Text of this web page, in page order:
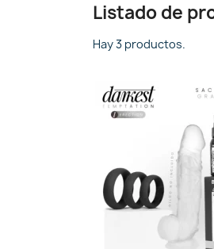
Listado de
Hay 3 productos.